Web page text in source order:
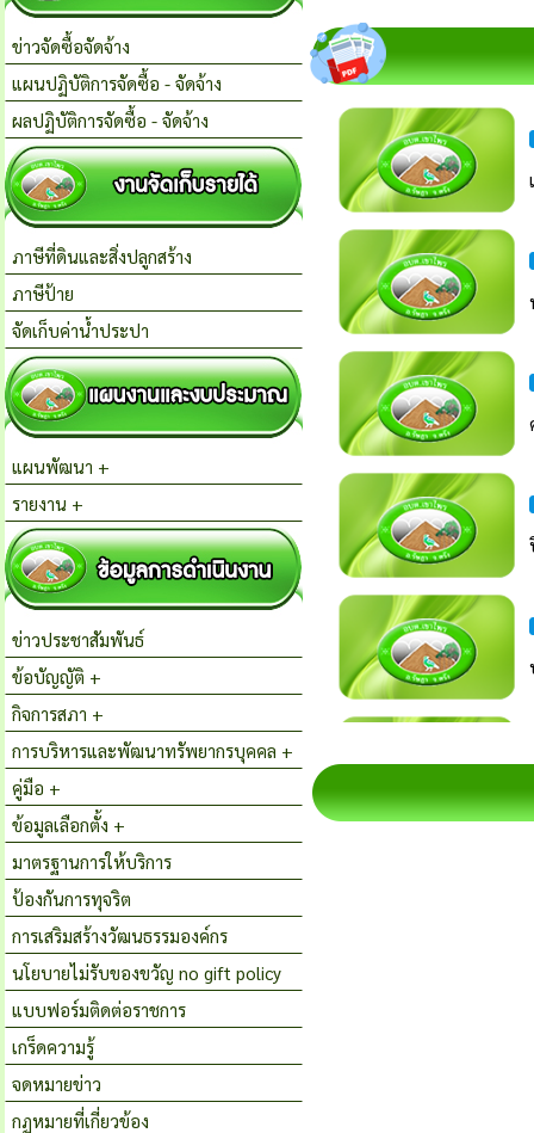
ข่าวจัดซื้อจัดจ้าง
แผนปฏิบัติการจัดซื้อ - จัดจ้าง
ผลปฏิบัติการจัดซื้อ - จัดจ้าง
ภาษีที่ดินและสิ่งปลูกสร้าง
ภาษีป้าย
จัดเก็บค่าน้ำประปา
แผนพัฒนา +
รายงาน +
ข่าวประชาสัมพันธ์
ข้อบัญญัติ +
กิจการสภา +
การบริหารและพัฒนาทรัพยากรบุคคล +
คู่มือ +
ข้อมูลเลือกตั้ง +
มาตรฐานการให้บริการ
ป้องกันการทุจริต
การเสริมสร้างวัฒนธรรมองค์กร
นโยบายไม่รับของขวัญ no gift policy
แบบฟอร์มติดต่อราชการ
เกร็ดความรู้
จดหมายข่าว
กฏหมายที่เกี่ยวข้อง